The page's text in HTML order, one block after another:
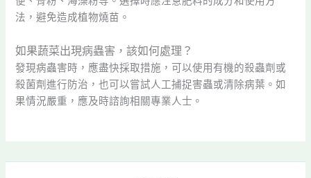
法，避免造成植物燒苗。
如果蔬菜出現病蟲害，該如何處理？
發現病蟲害時，應盡快採取措施，可以使用有機的殺蟲劑或
殺菌劑進行防治，也可以嘗試人工捕捉害蟲或清除病葉。如
果情況嚴重，應及時諮詢相關專業人士。